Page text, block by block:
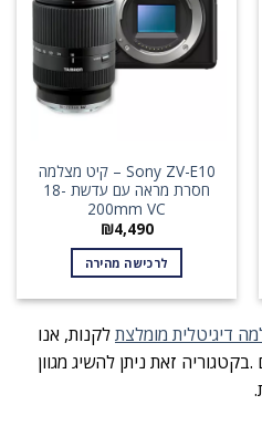
Sony ZV-E10 – קיט מצלמה
חסרת מראה עם עדשת 18-
200mm VC
₪4,490
לרכישה מהירה
דיגיטלית מומלצתלקנות, אנו
זאת ניתן להשיג מגוון